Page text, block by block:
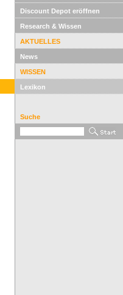
Discount Depot eröffnen
Research & Wissen
AKTUELLES
News
WISSEN
Lexikon
Suche